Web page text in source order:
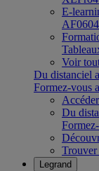
E-
AF0604
Voir
Du distanciel
Formez-vous
Du
Legrand